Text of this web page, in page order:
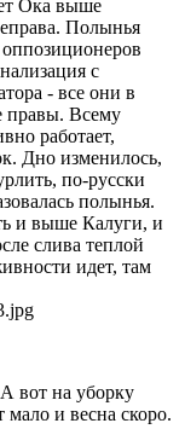
Ока выше
Полынья
с
- все они в
правы. Всему
работает,
Дно изменилось,
по-русски
полынья.
и выше Калуги, и
слива теплой
идет, там
вот на уборку
мало и весна скоро.